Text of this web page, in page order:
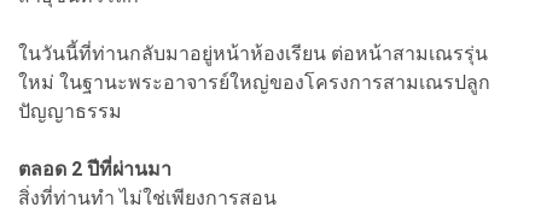
ในวันนี้ที่ท่านกลับมาอยู่หน้าห้องเรียน ต่อหน้าสามเณรรุ่น
ใหม่ ในฐานะพระอาจารย์ใหญ่ของโครงการสามเณรปลูก
ปัญญาธรรม
ตลอด 2 ปีที่ผ่านมา
สิ่งที่ท่านทำ ไม่ใช่เพียงการสอน